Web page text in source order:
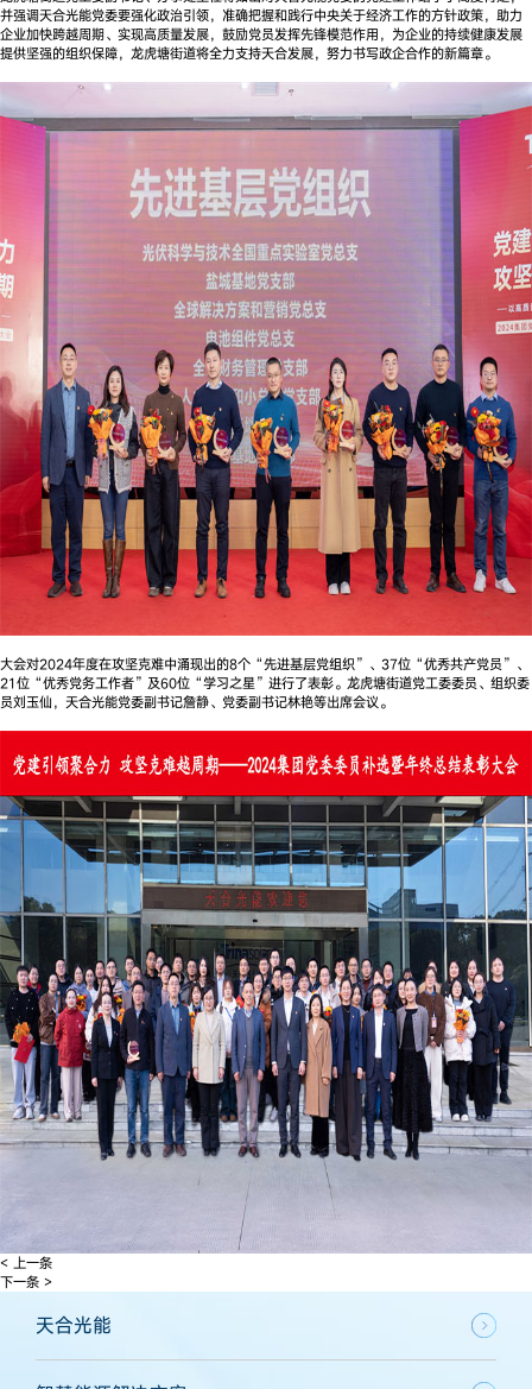
并强调天合光能党委要强化政治引领，准确把握和践行中央关于经济工作的方针政策，助力
企业加快跨越周期、实现高质量发展，鼓励党员发挥先锋模范作用，为企业的持续健康发展
提供坚强的组织保障，龙虎塘街道将全力支持天合发展，努力书写政企合作的新篇章。
大会对2024年度在攻坚克难中涌现出的8个“先进基层党组织”、37位“优秀共产党员”、
21位“优秀党务工作者”及60位“学习之星”进行了表彰。龙虎塘街道党工委委员、组织委
员刘玉仙，天合光能党委副书记詹静、党委副书记林艳等出席会议。
< 上一条
下一条 >
天合光能